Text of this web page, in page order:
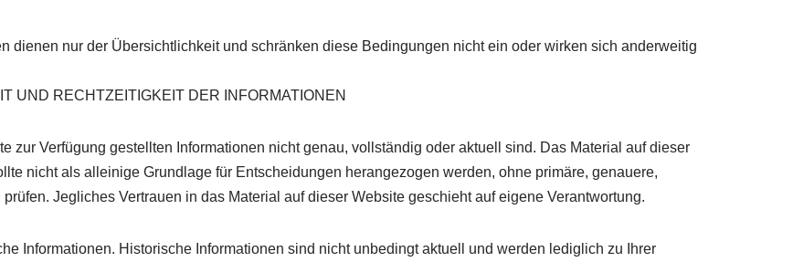
dienen nur der Übersichtlichkeit und schränken diese Bedingungen nicht ein oder wirken sich anderweitig
UND RECHTZEITIGKEIT DER INFORMATIONEN
zur Verfügung gestellten Informationen nicht genau, vollständig oder aktuell sind. Das Material auf dieser
nicht als alleinige Grundlage für Entscheidungen herangezogen werden, ohne primäre, genauere,
Jegliches Vertrauen in das Material auf dieser Website geschieht auf eigene Verantwortung.
Informationen. Historische Informationen sind nicht unbedingt aktuell und werden lediglich zu Ihrer